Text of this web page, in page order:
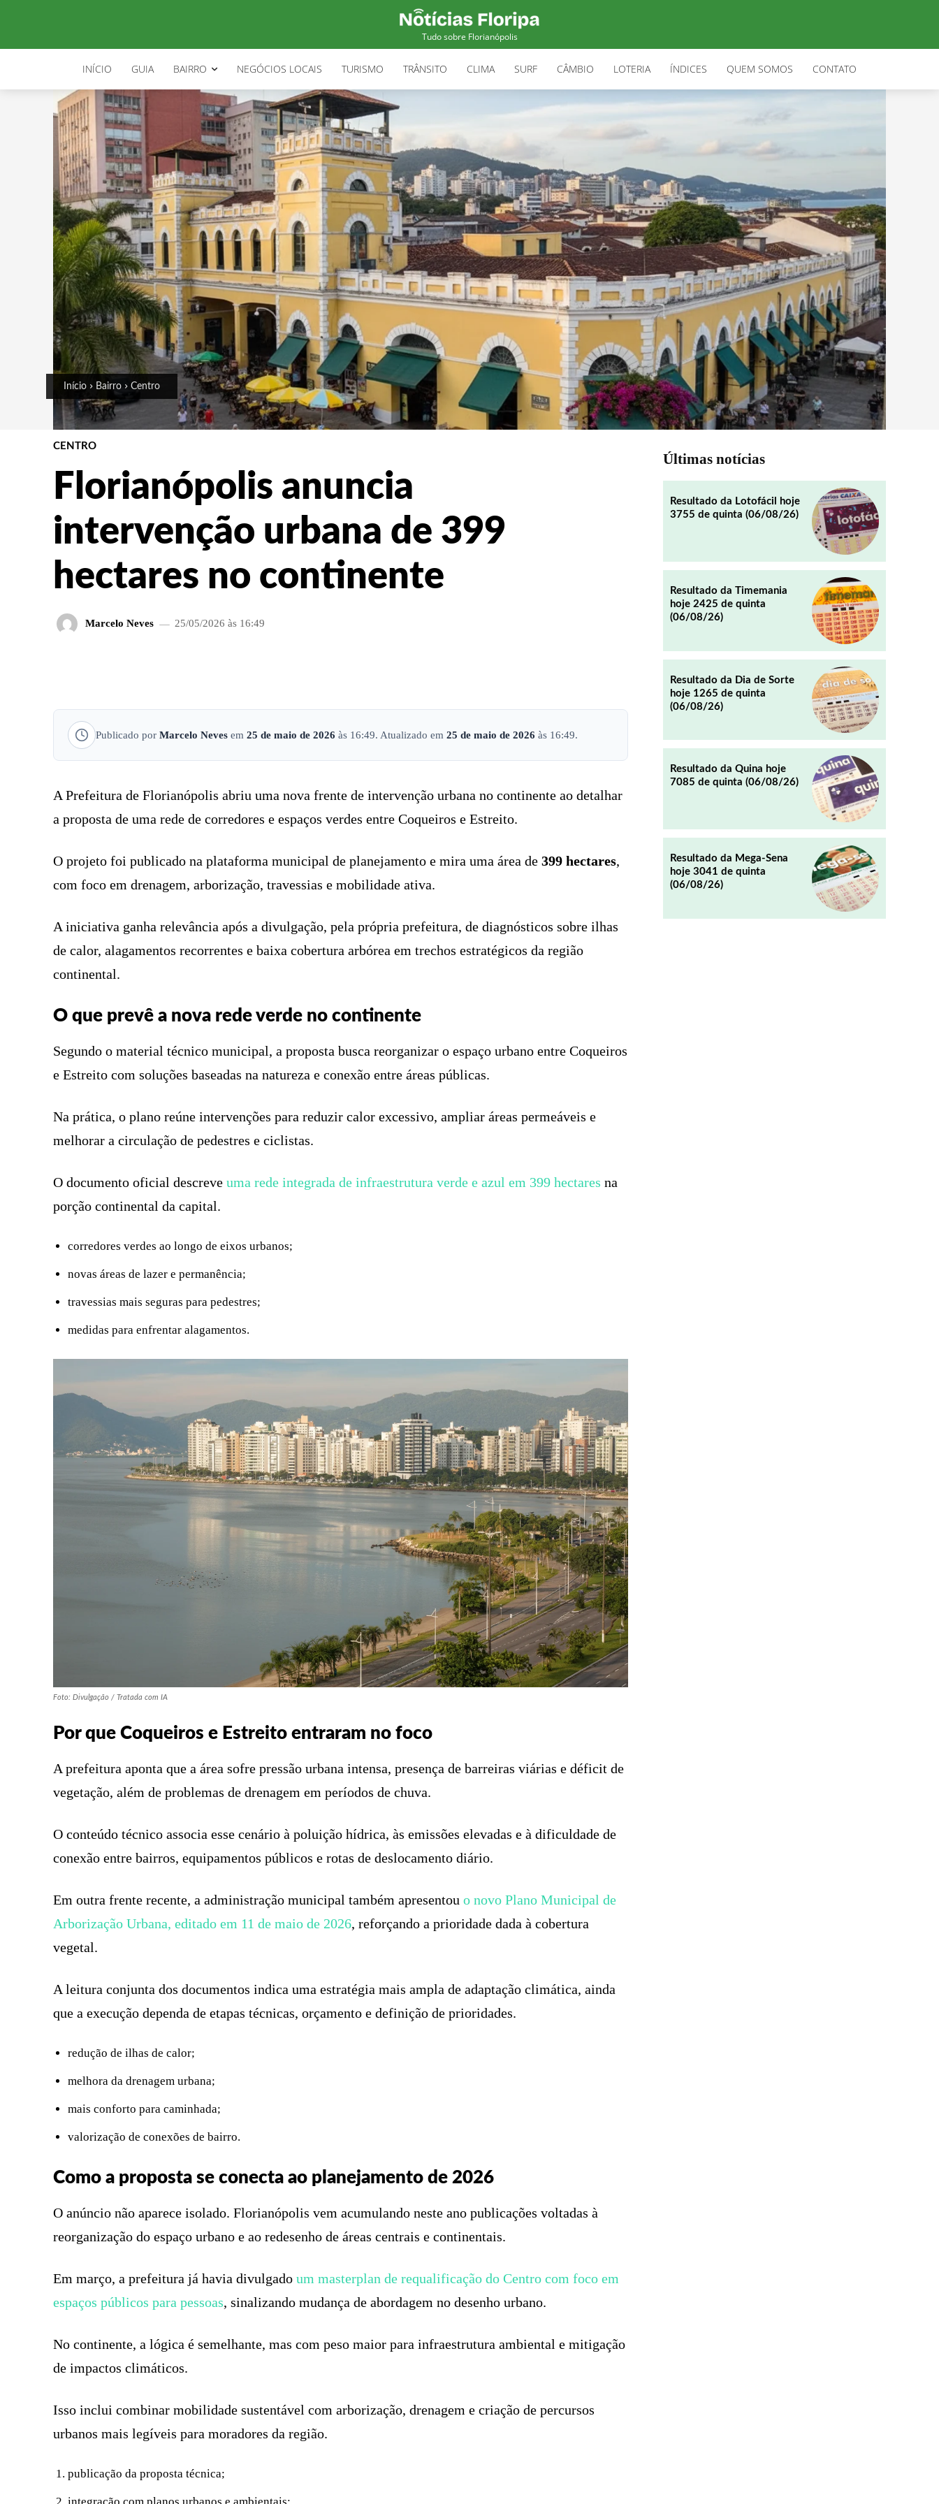
Tudo sobre Florianópolis
INÍCIO GUIA BAIRRO NEGÓCIOS LOCAIS TURISMO TRÂNSITO CLIMA SURF CÂMBIO LOTERIA ÍNDICES QUEM SOMOS CONTATO
Início Bairro Centro
CENTRO
Florianópolis anuncia
intervenção urbana de 399
hectares no continente
Marcelo Neves 25/05/2026 às 16:49
Publicado por Marcelo Neves em 25 de maio de 2026 às 16:49. Atualizado em 25 de maio de 2026 às 16:49.
A Prefeitura de Florianópolis abriu uma nova frente de intervenção urbana no continente ao detalhar
a proposta de uma rede de corredores e espaços verdes entre Coqueiros e Estreito.
O projeto foi publicado na plataforma municipal de planejamento e mira uma área de 399 hectares,
com foco em drenagem, arborização, travessias e mobilidade ativa.
A iniciativa ganha relevância após a divulgação, pela própria prefeitura, de diagnósticos sobre ilhas
de calor, alagamentos recorrentes e baixa cobertura arbórea em trechos estratégicos da região
continental.
O que prevê a nova rede verde no continente
Segundo o material técnico municipal, a proposta busca reorganizar o espaço urbano entre Coqueiros
e Estreito com soluções baseadas na natureza e conexão entre áreas públicas.
Na prática, o plano reúne intervenções para reduzir calor excessivo, ampliar áreas permeáveis e
melhorar a circulação de pedestres e ciclistas.
O documento oficial descreve uma rede integrada de infraestrutura verde e azul em 399 hectares na
porção continental da capital.
corredores verdes ao longo de eixos urbanos;
novas áreas de lazer e permanência;
travessias mais seguras para pedestres;
medidas para enfrentar alagamentos.
Foto: Divulgação / Tratada com IA
Por que Coqueiros e Estreito entraram no foco
A prefeitura aponta que a área sofre pressão urbana intensa, presença de barreiras viárias e déficit de
vegetação, além de problemas de drenagem em períodos de chuva.
O conteúdo técnico associa esse cenário à poluição hídrica, às emissões elevadas e à dificuldade de
conexão entre bairros, equipamentos públicos e rotas de deslocamento diário.
Em outra frente recente, a administração municipal também apresentou o novo Plano Municipal de
Arborização Urbana, editado em 11 de maio de 2026, reforçando a prioridade dada à cobertura
vegetal.
A leitura conjunta dos documentos indica uma estratégia mais ampla de adaptação climática, ainda
que a execução dependa de etapas técnicas, orçamento e definição de prioridades.
redução de ilhas de calor;
melhora da drenagem urbana;
mais conforto para caminhada;
valorização de conexões de bairro.
Como a proposta se conecta ao planejamento de 2026
O anúncio não aparece isolado. Florianópolis vem acumulando neste ano publicações voltadas à
reorganização do espaço urbano e ao redesenho de áreas centrais e continentais.
Em março, a prefeitura já havia divulgado um masterplan de requalificação do Centro com foco em
espaços públicos para pessoas, sinalizando mudança de abordagem no desenho urbano.
No continente, a lógica é semelhante, mas com peso maior para infraestrutura ambiental e mitigação
de impactos climáticos.
Isso inclui combinar mobilidade sustentável com arborização, drenagem e criação de percursos
urbanos mais legíveis para moradores da região.
publicação da proposta técnica;
Últimas notícias
Resultado da Lotofácil hoje
3755 de quinta (06/08/26)
Resultado da Timemania
hoje 2425 de quinta
(06/08/26)
Resultado da Dia de Sorte
hoje 1265 de quinta
(06/08/26)
Resultado da Quina hoje
7085 de quinta (06/08/26)
Resultado da Mega-Sena
hoje 3041 de quinta
(06/08/26)